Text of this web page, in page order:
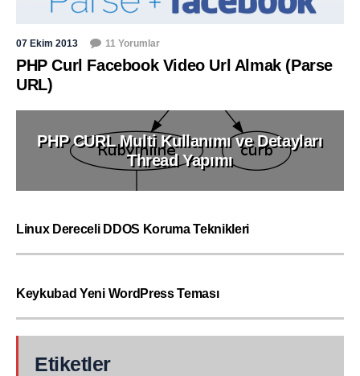
07 Ekim 2013 11 Yorumlar
PHP Curl Facebook Video Url Almak (Parse
URL)
PHP CURL Multi Kullanımı ve Detayları
Thread Yapımı
Linux Dereceli DDOS Koruma Teknikleri
Keykubad Yeni WordPress Teması
Etiketler